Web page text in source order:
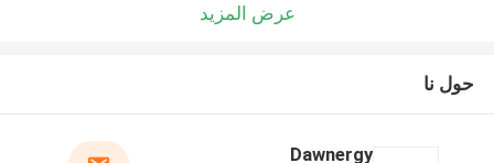
عرض المزيد
حول نا
Dawnergy